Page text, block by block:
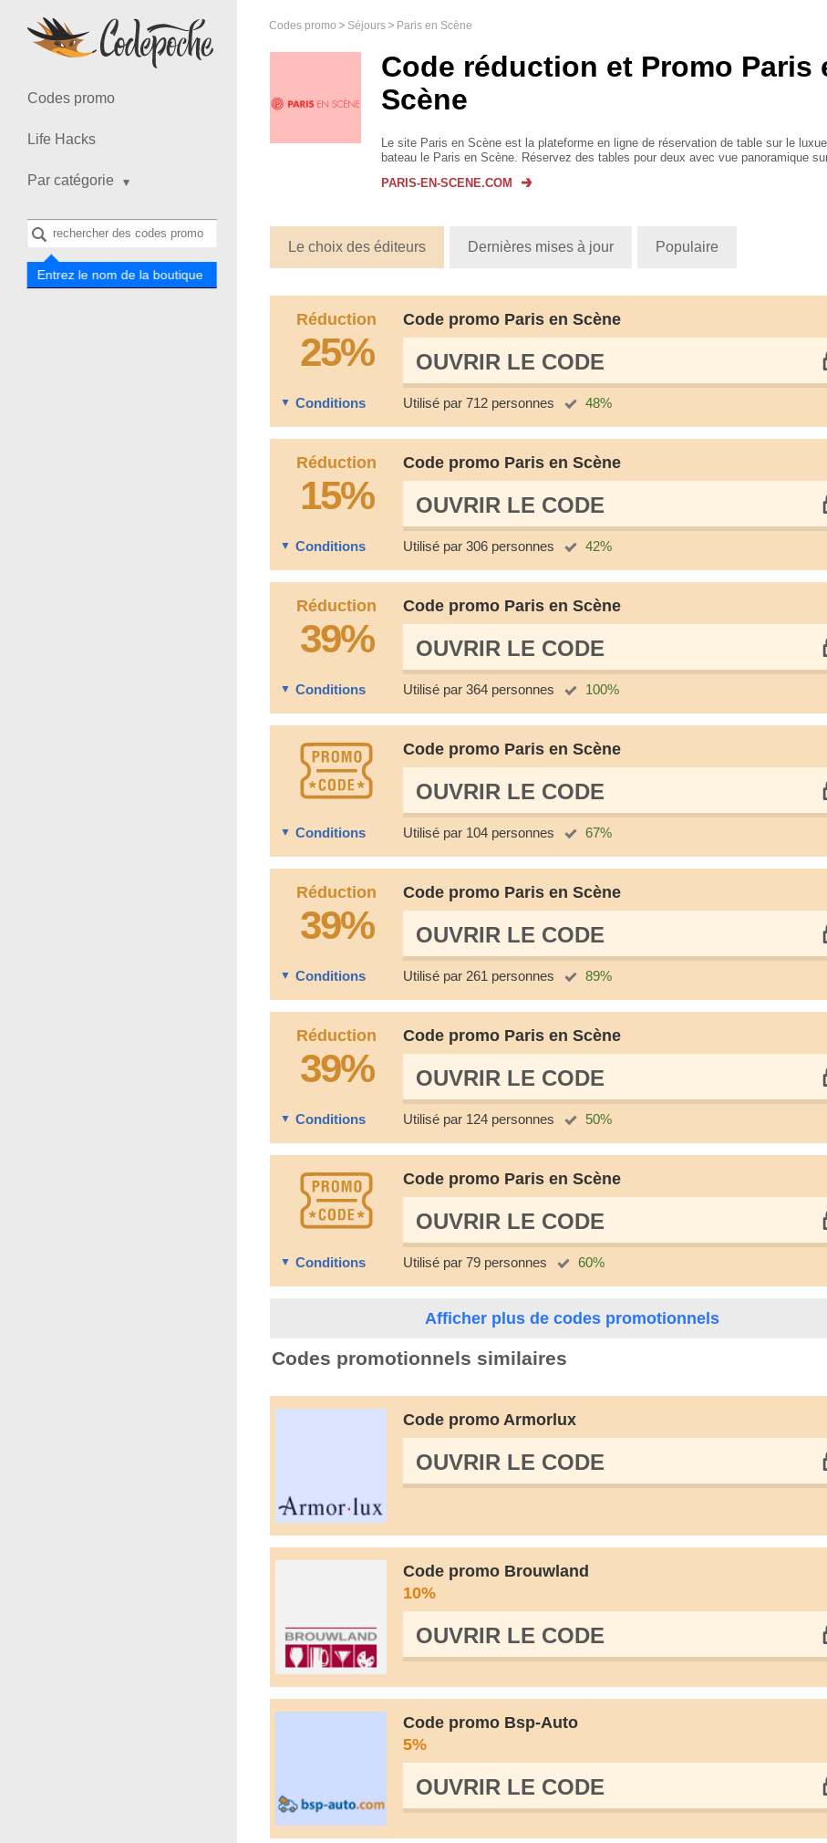
Codes promo
Life Hacks
Par catégorie
Entrez le nom de la boutique
Codes promo Séjours Paris en Scène
Code réduction et Promo Paris
Scène
Le site Paris en Scène est la plateforme en ligne de réservation de table sur le
bateau le Paris en Scène. Réservez des tables pour deux avec vue panoramique
PARIS-EN-SCENE.COM
Le choix des éditeurs Dernières mises à jour Populaire
Réduction
25%
Code promo Paris en Scène
OUVRIR LE СODE
Conditions Utilisé par 712 personnes 48%
Réduction
15%
Code promo Paris en Scène
OUVRIR LE СODE
Conditions Utilisé par 306 personnes 42%
Réduction
39%
Code promo Paris en Scène
OUVRIR LE СODE
Conditions Utilisé par 364 personnes 100%
Code promo Paris en Scène
OUVRIR LE СODE
Conditions Utilisé par 104 personnes 67%
Réduction
39%
Code promo Paris en Scène
OUVRIR LE СODE
Conditions Utilisé par 261 personnes 89%
Réduction
39%
Code promo Paris en Scène
OUVRIR LE СODE
Conditions Utilisé par 124 personnes 50%
Code promo Paris en Scène
OUVRIR LE СODE
Conditions Utilisé par 79 personnes 60%
Afficher plus de codes promotionnels
Codes promotionnels similaires
Code promo Armorlux
OUVRIR LE СODE
Code promo Brouwland
10%
OUVRIR LE СODE
Code promo Bsp-Auto
5%
OUVRIR LE СODE